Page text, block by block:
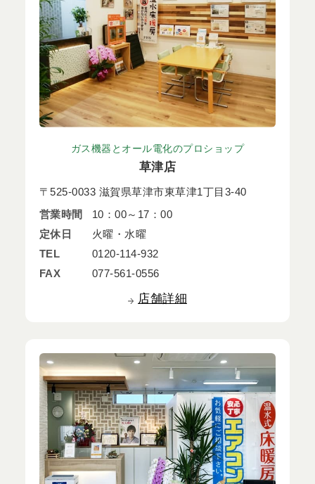
ガス機器とオール電化のプロショップ
草津店
〒525-0033 滋賀県草津市東草津1丁目3-40
営業時間
10：00～17：00
定休日
火曜・水曜
TEL
0120-114-932
FAX
077-561-0556
店舗詳細